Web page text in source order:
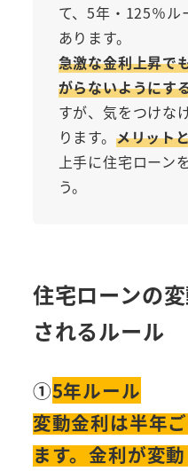
て、5年・125％ル
あります。
急激な金利上昇で
がらないようにす
すが、気をつけな
ります。 メリット
上手に住宅ローン
う。
住宅ローンの
されるルール
①5年ルール
変動金利は半年
ます。金利が変